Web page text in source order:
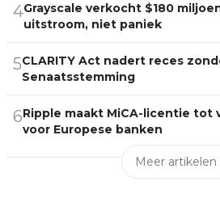
4Grayscale verkocht $180
uitstroom, niet paniek
5CLARITY Act nadert reces
Senaatsstemming
6Ripple maakt MiCA-licentie tot
voor Europese banken
Meer artikelen